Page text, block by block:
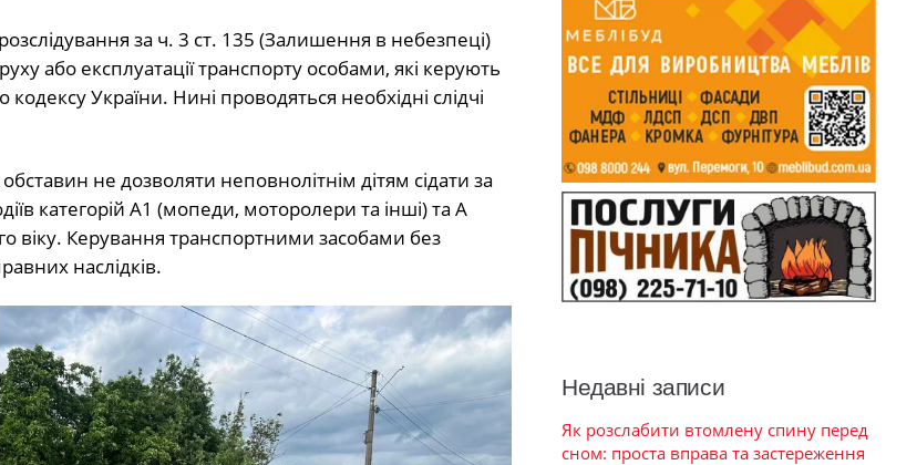
за ч. 3 ст. 135 (Залишення в небезпеці)
або експлуатації транспорту особами, які керують
України. Нині проводяться необхідні слідчі
не дозволяти неповнолітнім дітям сідати за
категорій А1 (мопеди, моторолери та інші) та А
віку. Керування транспортними засобами без
наслідків.
Недавні записи
Як розслабити втомлену спину перед
сном: проста вправа та застереження